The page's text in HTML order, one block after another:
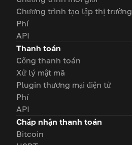
Chương trình tạo lập thị trường
Phí
API
Thanh toán
Cổng thanh toán
Xử lý mật mã
Plugin thương mại điện tử
Phí
API
Chấp nhận thanh toán
Bitcoin